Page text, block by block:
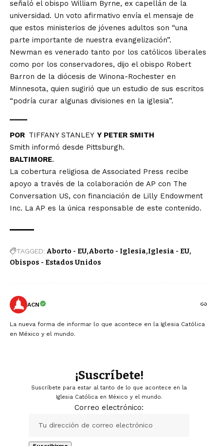
señaló el obispo William Byrne, ex capellán de la
universidad. Un voto afirmativo envía el mensaje de
que estos ministerios de jóvenes adultos son “una
parte importante de nuestra evangelización”.
Newman es venerado tanto por los católicos liberales
como por los conservadores, dijo el obispo Robert
Barron de la diócesis de Winona-Rochester en
Minnesota, quien sugirió que un estudio de sus escritos
“podría curar algunas divisiones en la iglesia”.
POR TIFFANY STANLEY Y PETER SMITH
Smith informó desde Pittsburgh.
BALTIMORE.
La cobertura religiosa de Associated Press recibe
apoyo a través de la colaboración de AP con The
Conversation US, con financiación de Lilly Endowment
Inc. La AP es la única responsable de este contenido.
TAGGED: Aborto - EU Aborto - Iglesia Iglesia - EU
Obispos - Estados Unidos
ACN
La nueva forma de informar lo que acontece en la Iglesia Católica
en México y el mundo.
¡Suscríbete!
Suscríbete para estar al tanto de lo que acontece en la
Iglesia Católica en México y el mundo.
Correo electrónico: